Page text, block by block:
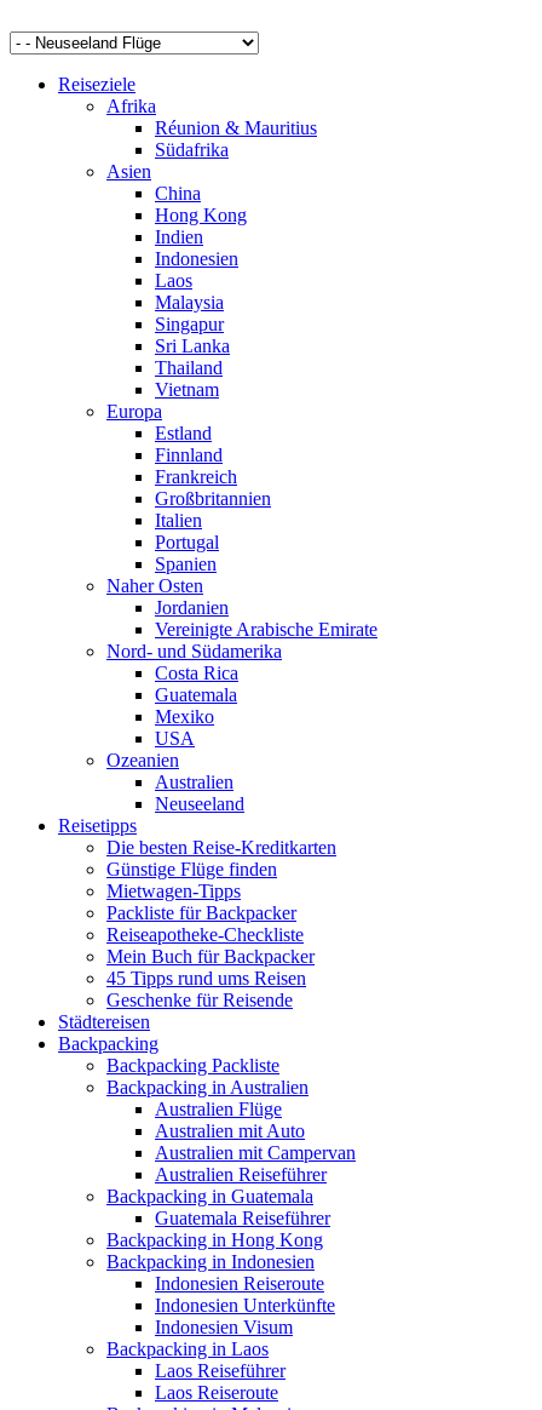
Reiseziele
Afrika
Réunion & Mauritius
Südafrika
Asien
China
Hong Kong
Indien
Indonesien
Laos
Malaysia
Singapur
Sri Lanka
Thailand
Vietnam
Europa
Estland
Finnland
Frankreich
Großbritannien
Italien
Portugal
Spanien
Naher Osten
Jordanien
Vereinigte Arabische Emirate
Nord- und Südamerika
Costa Rica
Guatemala
Mexiko
USA
Ozeanien
Australien
Neuseeland
Reisetipps
Die besten Reise-Kreditkarten
Günstige Flüge finden
Mietwagen-Tipps
Packliste für Backpacker
Reiseapotheke-Checkliste
Mein Buch für Backpacker
45 Tipps rund ums Reisen
Geschenke für Reisende
Städtereisen
Backpacking
Backpacking Packliste
Backpacking in Australien
Australien Flüge
Australien mit Auto
Australien mit Campervan
Australien Reiseführer
Backpacking in Guatemala
Guatemala Reiseführer
Backpacking in Hong Kong
Backpacking in Indonesien
Indonesien Reiseroute
Indonesien Unterkünfte
Indonesien Visum
Backpacking in Laos
Laos Reiseführer
Laos Reiseroute